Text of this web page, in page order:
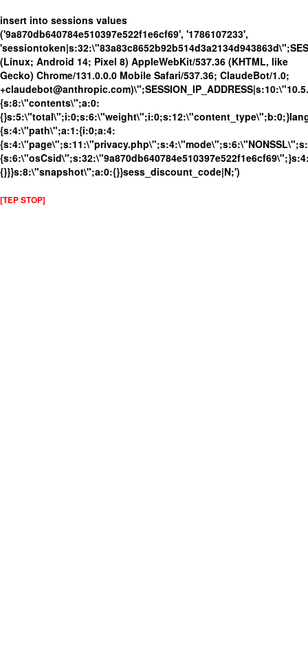
insert into sessions values
('9a870db640784e510397e522f1e6cf69', '1786107233',
(Linux; Android 14; Pixel 8) AppleWebKit/537.36 (KHTML, like
Gecko) Chrome/131.0.0.0 Mobile Safari/537.36; ClaudeBot/1.0;
{s:8:\"contents\";a:0:
{s:4:\"path\";a:1:{i:0;a:4:
{}}}s:8:\"snapshot\";a:0:{}}sess_discount_code|N;')
[TEP STOP]